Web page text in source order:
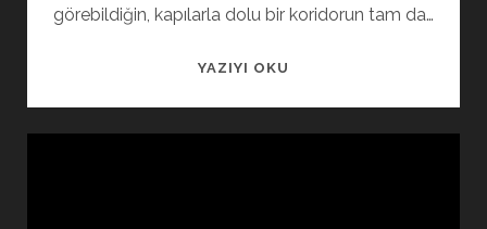
görebildiğin, kapılarla dolu bir koridorun tam da…
YAZIYI OKU